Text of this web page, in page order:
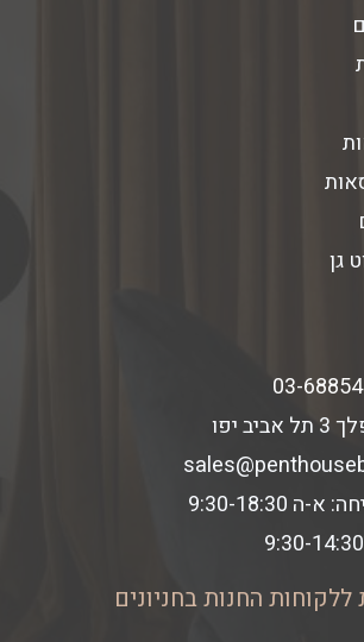
גן
03-
יפו
9:30-18:30
החנות בחניונים